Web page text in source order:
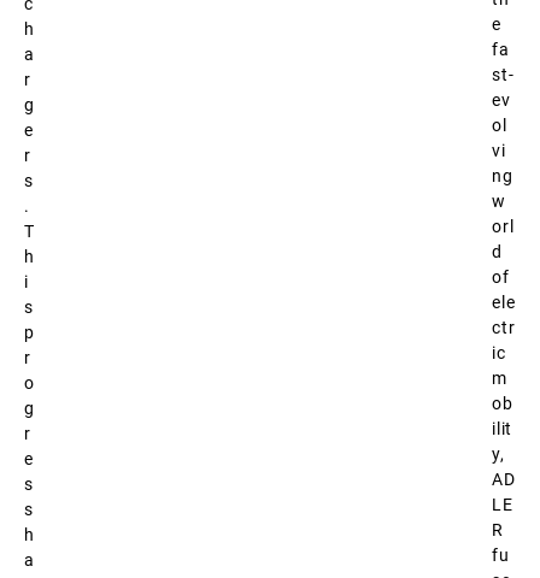
h
a
r
g
e
r
s
.
T
h
i
s
p
r
o
g
r
e
s
s
h
a
e
fa
st-
ev
ol
vi
ng
w
orl
d
of
ele
ctr
ic
m
ob
ilit
y,
AD
LE
R
fu